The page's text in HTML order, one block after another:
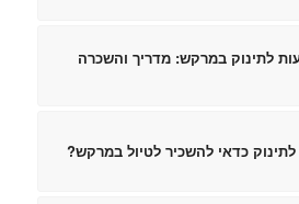
לתינוק במרקש: מדריך והשכרה
לתינוק כדאי להשכיר לטיול במרקש?